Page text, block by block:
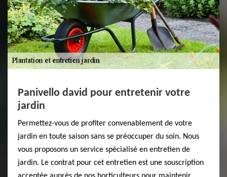
Panivello david pour entretenir votre
jardin
Permettez-vous de profiter convenablement de votre
jardin en toute saison sans se préoccuper du soin. Nous
vous proposons un service spécialisé en entretien de
jardin. Le contrat pour cet entretien est une souscription